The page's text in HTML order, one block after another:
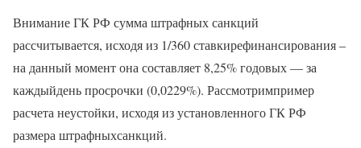
Внимание ГК РФ сумма штрафных санкций
рассчитывается, исходя из 1/360 ставкирефинансирования –
на данный момент она составляет 8,25% годовых — за
каждыйдень просрочки (0,0229%). Рассмотримпример
расчета неустойки, исходя из установленного ГК РФ
размера штрафныхсанкций.